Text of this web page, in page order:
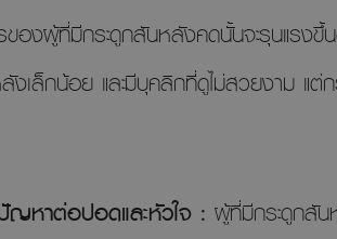
ของผู้ที่มีกระดูกสันหลังคดนั้นจะรุนแรง
งเล็กน้อย และมีบุคลิกที่ดูไม่สวยงาม
ญหาต่อปอดและหัวใจ : ผู้ที่มีกระดูกสัน